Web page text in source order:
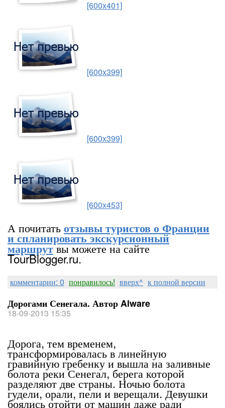
[600x401]
[600x399]
[600x399]
[600x453]
А почитатьотзывы туристов о Франции
и спланировать экскурсионный
маршрутвы можете на сайте
TourBlogger.ru.
комментарии: 0 понравилось! вверх^ к полной версии
Дорогами Сенегала. Автор Alware
18-09-2013 15:35
Дорога, тем временем,
трансформировалась в линейную
гравийную гребенку и вышла на заливные
болота реки Сенегал, берега которой
разделяют две страны. Ночью болота
гудели, орали, пели и верещали. Девушки
боялись отойти от машин даже ради